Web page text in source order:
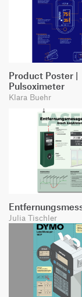
Product Poster |
Pulsoximeter
Klara Buehr
Julia Tischler